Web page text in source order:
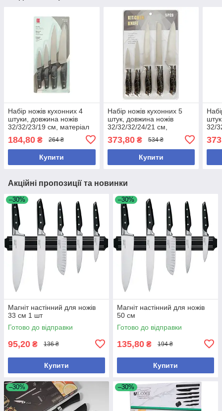
Набір ножів кухонних 4
штуки, довжина ножів
32/32/23/19 см, матеріал
184,80 ₴ 264 ₴
Купити
Набір ножів кухонних 5
штук, довжина ножів
32/32/32/24/21 см,
сталь, чорні
373,80₴ 534 ₴
Купити
32/
Акційні пропозиції та новинки
–30%
Магніт настінний для ножів
33 см 1 шт
Готово до відправки
95,20 ₴ 136 ₴
Купити
–30%
Магніт настінний для ножів
50 см
Готово до відправки
135,80 ₴ 194 ₴
Купити
–30% –30%